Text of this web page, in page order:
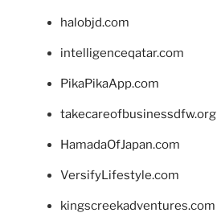
halobjd.com
intelligenceqatar.com
PikaPikaApp.com
takecareofbusinessdfw.org
HamadaOfJapan.com
VersifyLifestyle.com
kingscreekadventures.com